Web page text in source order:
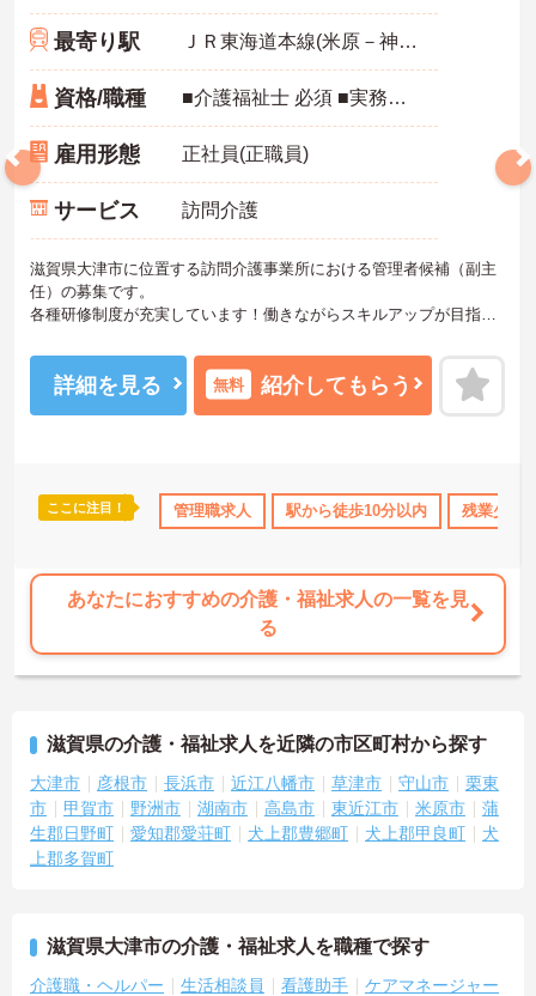
年間休日110日以上 ボーナス・賞与あり 社会保険完備
最寄り駅 ＪＲ東海道本線(米原－神戸)「大津駅」徒歩5分
資格/職種 ■介護福祉士 必須 ■実務経験5年以上(ヘルパー、サ責経験) 必須
雇用形態 正社員(正職員)
サービス 訪問介護
滋賀県大津市に位置する訪問介護事業所における管理者候補（副主
任）の募集です。
各種研修制度が充実しています！働きながらスキルアップが目指せ
残業は月平均10時間程度です。ワークライフバランスを保ちながら
ご勤務いただけます☆
ご興味のある方には、面接対策ポイントなど、さらに詳細をお話し
詳細を見る 無料 紹介してもらう
ここに注目！ 管理職求人 駅から徒歩10分以内 残業少な
あなたにおすすめの介護・福祉求人の一覧を見
る
滋賀県の介護・福祉求人を近隣の市区町村から探す
大津市 彦根市 長浜市 近江八幡市 草津市 守山市
栗東
市
甲賀市 野洲市 湖南市 高島市 東近江市 米原市
蒲
生郡日野町
愛知郡愛荘町 犬上郡豊郷町 犬上郡甲良町
犬
上郡多賀町
滋賀県大津市の介護・福祉求人を職種で探す
介護職・ヘルパー 生活相談員 看護助手
ケアマネージャー